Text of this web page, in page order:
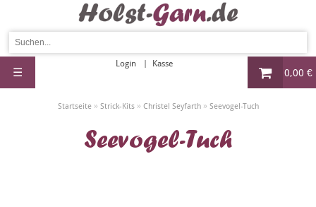
0,00 €
Login Kasse
☰
Startseite» Strick-Kits» Christel Seyfarth» Seevogel-Tuch
Seevogel-Tuch